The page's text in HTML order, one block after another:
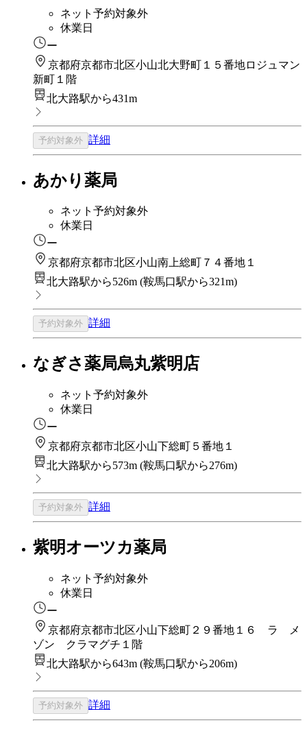
ネット予約対象外
休業日
ー
京都府京都市北区小山北大野町１５番地ロジュマン
新町１階
北大路駅から431m
予約対象外 詳細
あかり薬局
ネット予約対象外
休業日
ー
京都府京都市北区小山南上総町７４番地１
北大路駅から526m (鞍馬口駅から321m)
予約対象外 詳細
なぎさ薬局烏丸紫明店
ネット予約対象外
休業日
ー
京都府京都市北区小山下総町５番地１
北大路駅から573m (鞍馬口駅から276m)
予約対象外 詳細
紫明オーツカ薬局
ネット予約対象外
休業日
ー
京都府京都市北区小山下総町２９番地１６ ラ メ
ゾン クラマグチ１階
北大路駅から643m (鞍馬口駅から206m)
予約対象外 詳細